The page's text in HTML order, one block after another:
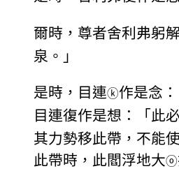
爾時，尊者舍利弗躬解
泉。」
是時，目連ⓚ作是念
目連復作是想：「此
其力勢移此帶，不能
此帶時，此閻浮地大ⓞ